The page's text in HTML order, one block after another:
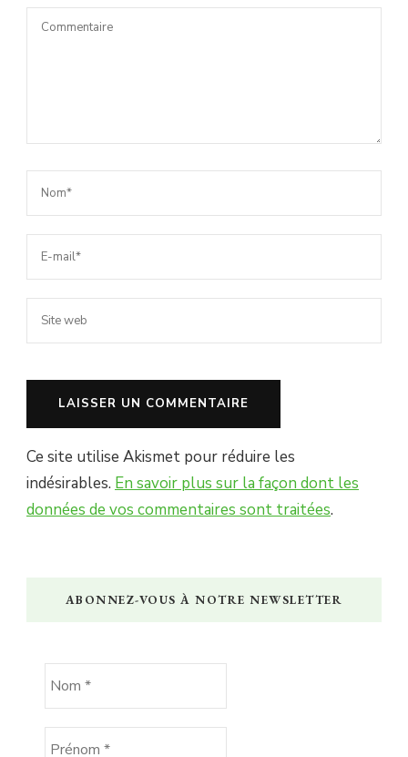
Ce site utilise Akismet pour réduire les
indésirables. En savoir plus sur la façon dont les
données de vos commentaires sont traitées.
ABONNEZ-VOUS À NOTRE NEWSLETTER